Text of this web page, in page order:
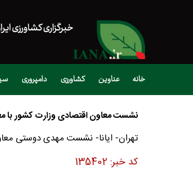
خبرگزاری کشاورزی
خانه عناوین کشاورزی دامپروری
نشست معاون اقتصادی وزارت کشور با
تهران- ایانا- نشست مهدی دوستی معاون اقتصادی
کد خبر:135402